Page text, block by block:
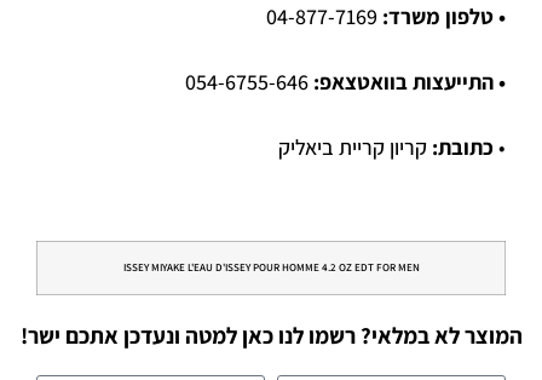
• טלפון משרד:
• התייעצות בוואטצאפ:
• כתובת: קריון קריית ביאליק
ISSEY MIYAKE L'EAU D'ISSEY POUR HOMME 4.2 OZ EDT FOR MEN
המוצר לא במלאי? רשמו לנו כאן למטה ונעדכן אתכם ישר!